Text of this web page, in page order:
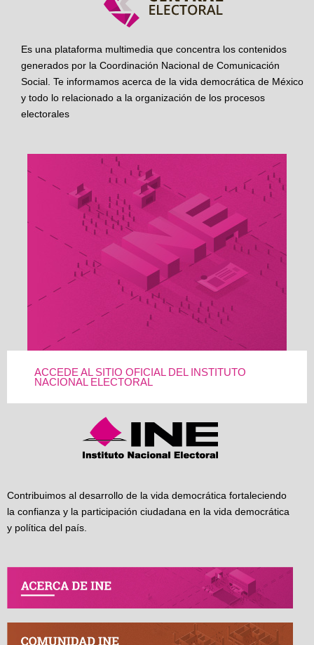
Es una plataforma multimedia que concentra los contenidos
generados por la Coordinación Nacional de Comunicación
Social. Te informamos acerca de la vida democrática de México
y todo lo relacionado a la organización de los procesos
electorales
ACCEDE AL SITIO OFICIAL DEL INSTITUTO
NACIONAL ELECTORAL
Contribuimos al desarrollo de la vida democrática fortaleciendo
la confianza y la participación ciudadana en la vida democrática
y política del país.